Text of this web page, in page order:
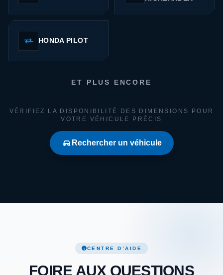
HONDA PILOT
ET PLUS ENCORE
VÉRIFIEZ LA DISPONIBILITÉ DES DIMENSIONS POUR
VOTRE VÉHICULE PRÉCIS
Rechercher un véhicule
CENTRE D’AIDE
FOIRE AUX QUESTIONS